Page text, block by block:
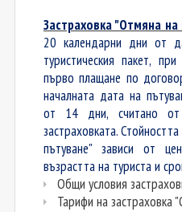
Застраховка "Отмяна на
20 календарни дни от
туристическия пакет,
първо плащане по
началната дата на
от 14 дни, считано
застраховката.
пътуване" зависи от
възрастта на туриста и
Общи условия
Тарифи на застраховка